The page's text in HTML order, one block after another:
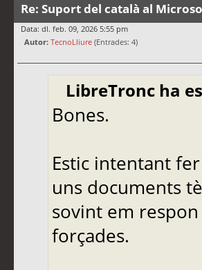
Re: Suport del català al
Data: dl. feb. 09, 2026 5:55 pm
Autor: TecnoLliure (Entrades: 4)
LibreTronc ha
Bones.
Estic intentant
uns documents
sovint em
forçades.